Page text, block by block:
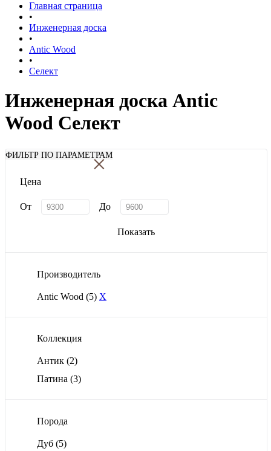
Главная страница
•
Инженерная доска
•
Antic Wood
•
Селект
Инженерная доска Antic
Wood Селект
ФИЛЬТР ПО ПАРАМЕТРАМ
×
Цена
От До
Показать
Производитель
Antic Wood (5) X
Коллекция
Антик (2)
Патина (3)
Порода
Дуб (5)